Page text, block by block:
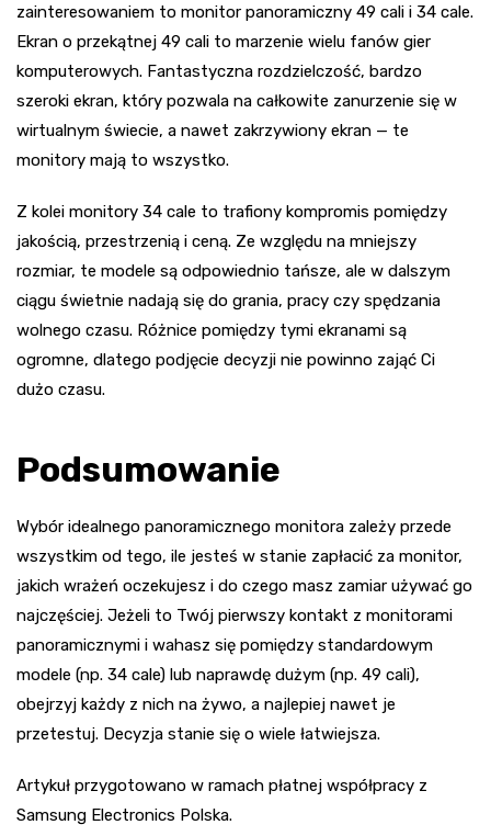
zainteresowaniem to monitor panoramiczny 49 cali i 34 cale.
Ekran o przekątnej 49 cali to marzenie wielu fanów gier
komputerowych. Fantastyczna rozdzielczość, bardzo
szeroki ekran, który pozwala na całkowite zanurzenie się w
wirtualnym świecie, a nawet zakrzywiony ekran — te
monitory mają to wszystko.
Z kolei monitory 34 cale to trafiony kompromis pomiędzy
jakością, przestrzenią i ceną. Ze względu na mniejszy
rozmiar, te modele są odpowiednio tańsze, ale w dalszym
ciągu świetnie nadają się do grania, pracy czy spędzania
wolnego czasu. Różnice pomiędzy tymi ekranami są
ogromne, dlatego podjęcie decyzji nie powinno zająć Ci
dużo czasu.
Podsumowanie
Wybór idealnego panoramicznego monitora zależy przede
wszystkim od tego, ile jesteś w stanie zapłacić za monitor,
jakich wrażeń oczekujesz i do czego masz zamiar używać go
najczęściej. Jeżeli to Twój pierwszy kontakt z monitorami
panoramicznymi i wahasz się pomiędzy standardowym
modele (np. 34 cale) lub naprawdę dużym (np. 49 cali),
obejrzyj każdy z nich na żywo, a najlepiej nawet je
przetestuj. Decyzja stanie się o wiele łatwiejsza.
Artykuł przygotowano w ramach płatnej współpracy z
Samsung Electronics Polska.